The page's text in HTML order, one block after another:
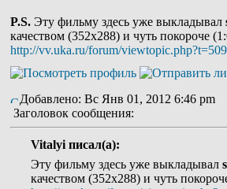
P.S. Эту фильму здесь уже выкладывал
качеством (352x288) и чуть покороче
http://vv.uka.ru/forum/viewtopic.php?t=509
Добавлено: Вс Янв 01, 2012 6:46 pm
Заголовок сообщения:
Vitalyi писал(а):
Эту фильму здесь уже выкладывал
качеством (352x288) и чуть